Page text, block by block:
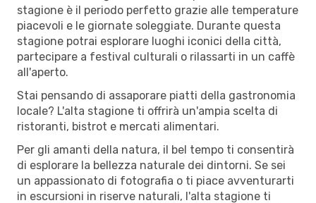
stagione è il periodo perfetto grazie alle temperature
piacevoli e le giornate soleggiate. Durante questa
stagione potrai esplorare luoghi iconici della città,
partecipare a festival culturali o rilassarti in un caffè
all'aperto.
Stai pensando di assaporare piatti della gastronomia
locale? L'alta stagione ti offrirà un'ampia scelta di
ristoranti, bistrot e mercati alimentari.
Per gli amanti della natura, il bel tempo ti consentirà
di esplorare la bellezza naturale dei dintorni. Se sei
un appassionato di fotografia o ti piace avventurarti
in escursioni in riserve naturali, l'alta stagione ti